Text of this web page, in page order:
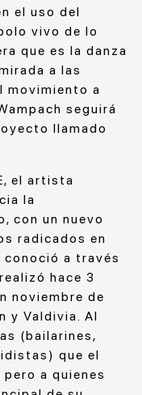
el uso del
vivo de lo
que es la danza
a las
movimiento a
seguirá
llamado
el artista
la
con un nuevo
radicados en
a través
hace 3
noviembre de
y Valdivia. Al
(bailarines,
que el
a quienes